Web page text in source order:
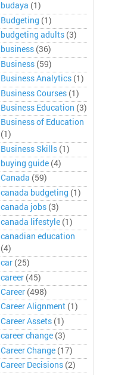
budaya (1)
Budgeting (1)
budgeting adults (3)
business (36)
Business (59)
Business Analytics (1)
Business Courses (1)
Business Education (3)
Business of Education
(1)
Business Skills (1)
buying guide (4)
Canada (59)
canada budgeting (1)
canada jobs (3)
canada lifestyle (1)
canadian education
(4)
car (25)
career (45)
Career (498)
Career Alignment (1)
Career Assets (1)
career change (3)
Career Change (17)
Career Decisions (2)